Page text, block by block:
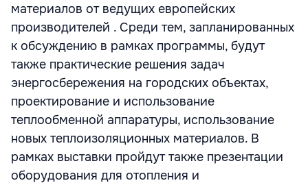
материалов от ведущих европейских
производителей . Среди тем, запланированных
к обсуждению в рамках программы, будут
также практические решения задач
энергосбережения на городских объектах,
проектирование и использование
теплообменной аппаратуры, использование
новых теплоизоляционных материалов. В
рамках выставки пройдут также презентации
оборудования для отопления и